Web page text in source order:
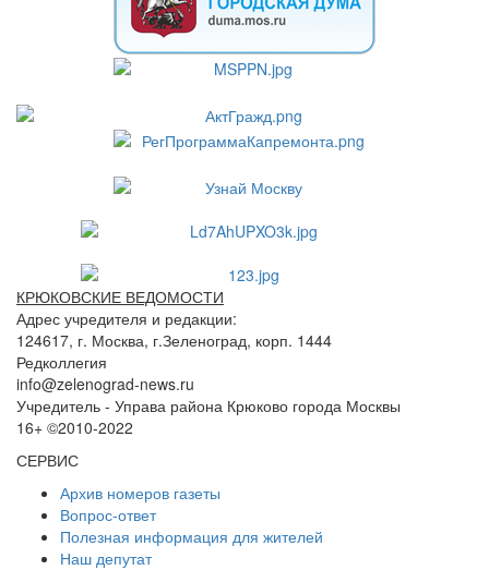
КРЮКОВСКИЕ ВЕДОМОСТИ
Адрес учредителя и редакции:
124617, г. Москва, г.Зеленоград, корп. 1444
Редколлегия
info@zelenograd-news.ru
Учредитель - Управа района Крюково города Москвы
16+ ©2010-2022
СЕРВИС
Архив номеров газеты
Вопрос-ответ
Полезная информация для жителей
Наш депутат